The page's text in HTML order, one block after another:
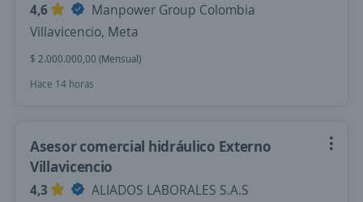
4,6
Manpower Group Colombia
Villavicencio, Meta
$ 2.000.000,00 (Mensual)
Hace 14 horas
Asesor comercial hidráulico Externo
Villavicencio
4,3
ALIADOS LABORALES S.A.S